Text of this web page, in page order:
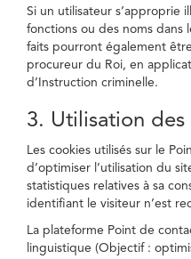
Si un utilisateur s’approprie
fonctions ou des noms dans
faits pourront également
procureur du Roi, en
d’Instruction criminelle.
3. Utilisation des
Les cookies utilisés sur le
d’optimiser l’utilisation du
statistiques relatives à sa
identifiant le visiteur n’est
La plateforme Point de
linguistique (Objectif :